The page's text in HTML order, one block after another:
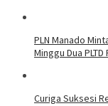
PLN Manado
Minggu Dua PLTD
Curiga Suksesi